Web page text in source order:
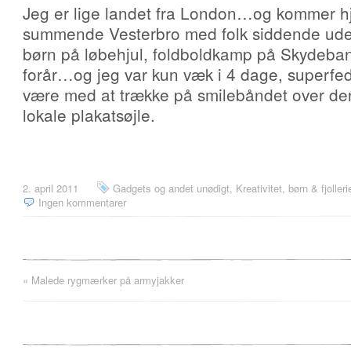
Jeg er lige landet fra London…og kommer
summende Vesterbro med folk siddende
børn på løbehjul, foldboldkamp på
forår…og jeg var kun væk i 4 dage,
være med at trække på smilebåndet over
lokale plakatsøjle.
2. april 2011 Gadgets og andet unødigt, Kreativitet, børn &
Ingen kommentarer
« Malede rygmærker på armyjakker